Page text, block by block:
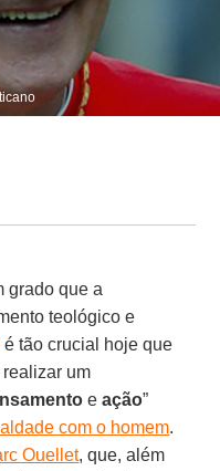
grado que a
teológico e
é tão crucial hoje que
um
eação”
com o homem.
Ouellet, que, além